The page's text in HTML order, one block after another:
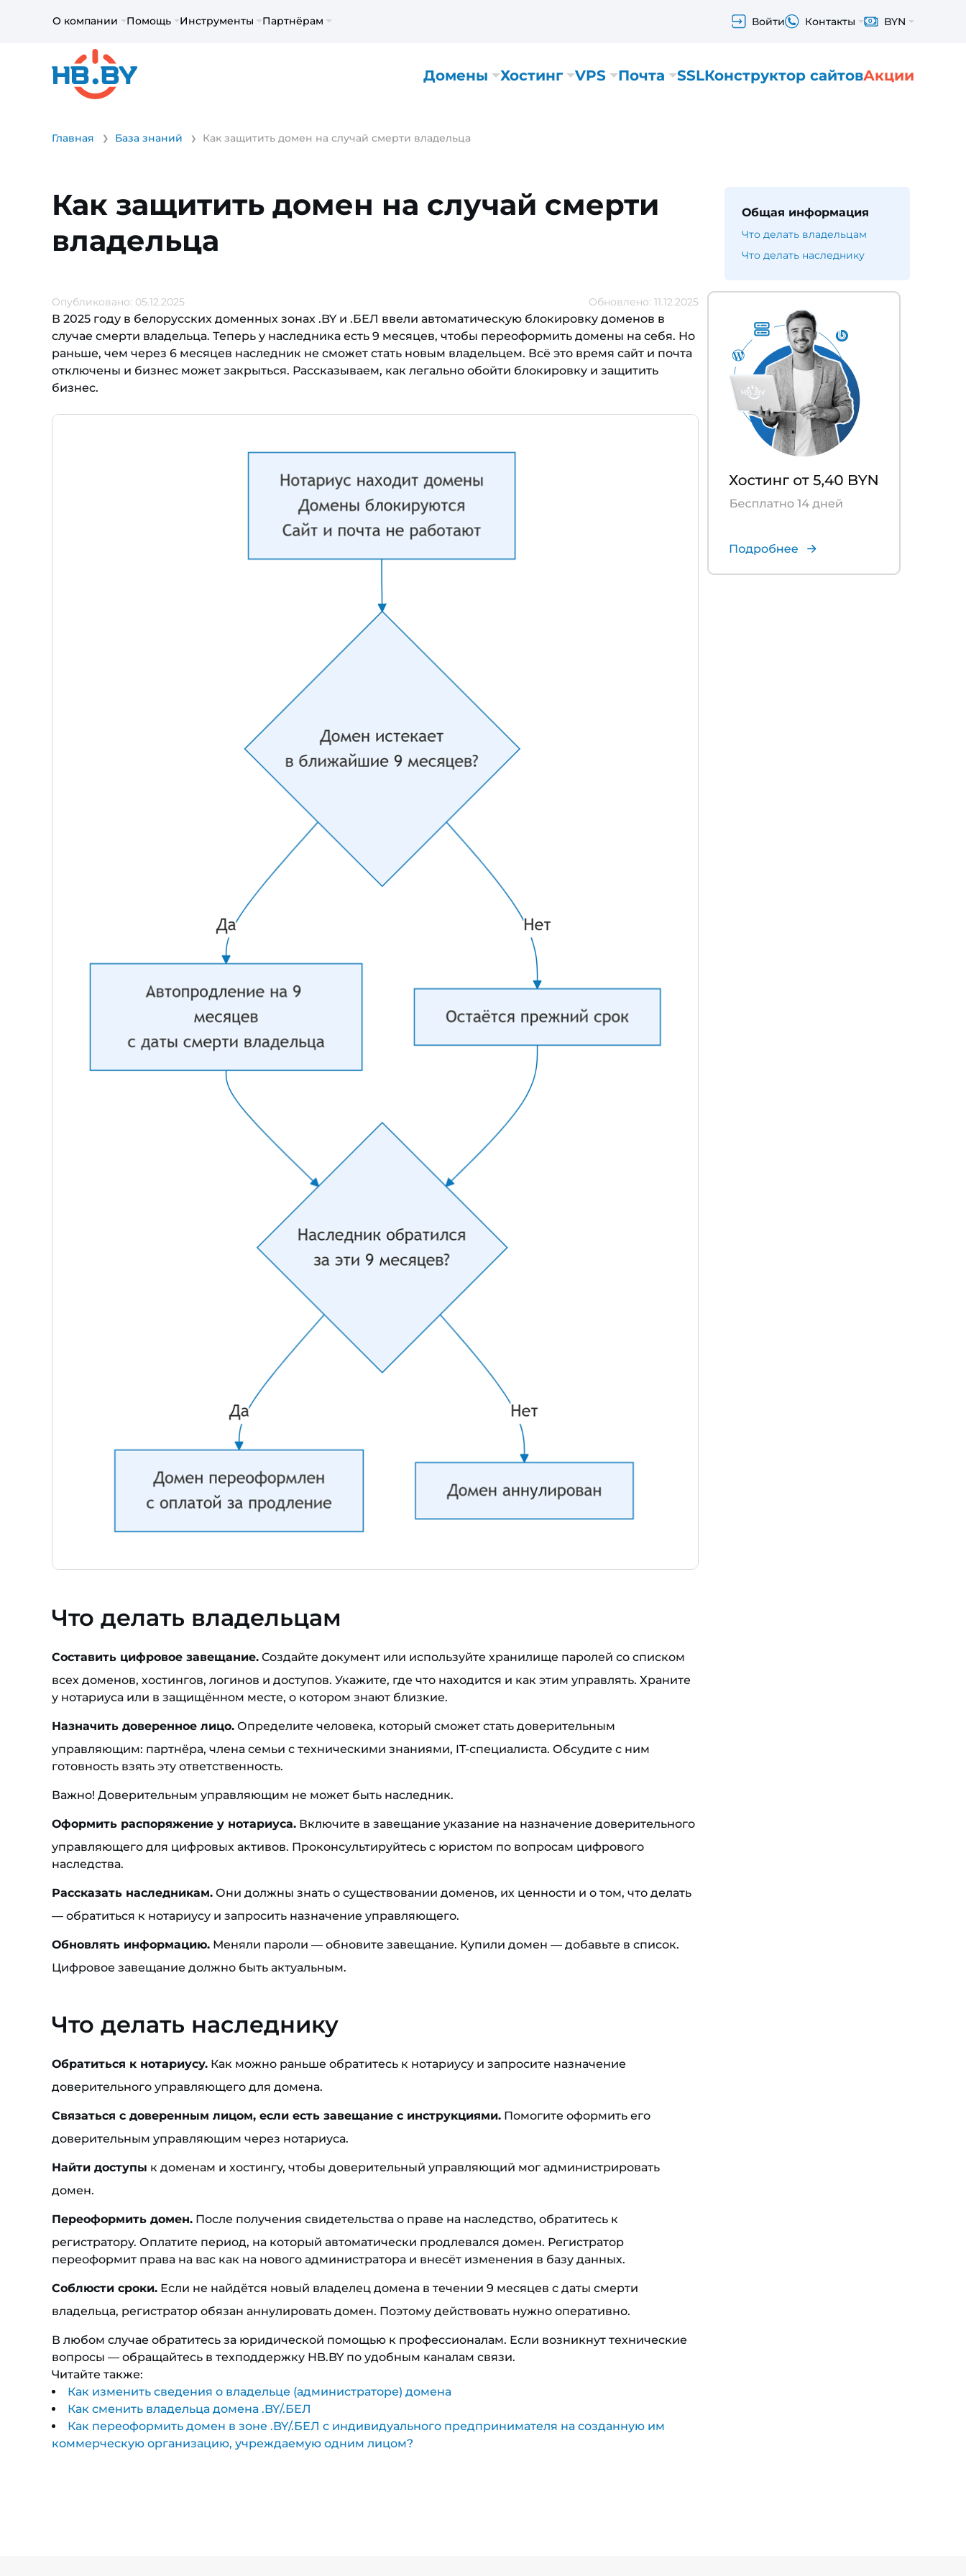
Войти Контакты BYN
Домены Хостинг VPS Почта SSLКонструктор сайтовАкции
О компании Помощь Инструменты Партнёрам
Главная База знаний Как защитить домен на случай смерти владельца
Как защитить домен на случай смерти
владельца
Опубликовано: 05.12.2025 Обновлено: 11.12.2025
В 2025 году в белорусских доменных зонах .BY и .БЕЛ ввели автоматическую блокировку доменов в
случае смерти владельца. Теперь у наследника есть 9 месяцев, чтобы переоформить домены на себя. Но
раньше, чем через 6 месяцев наследник не сможет стать новым владельцем. Всё это время сайт и почта
отключены и бизнес может закрыться. Рассказываем, как легально обойти блокировку и защитить
бизнес.
Что делать владельцам
Составить цифровое завещание. Создайте документ или используйте хранилище паролей со списком
всех доменов, хостингов, логинов и доступов. Укажите, где что находится и как этим управлять. Храните
у нотариуса или в защищённом месте, о котором знают близкие.
Назначить доверенное лицо. Определите человека, который сможет стать доверительным
управляющим: партнёра, члена семьи с техническими знаниями, IT-специалиста. Обсудите с ним
готовность взять эту ответственность.
Важно! Доверительным управляющим не может быть наследник.
Оформить распоряжение у нотариуса. Включите в завещание указание на назначение доверительного
управляющего для цифровых активов. Проконсультируйтесь с юристом по вопросам цифрового
наследства.
Рассказать наследникам. Они должны знать о существовании доменов, их ценности и о том, что делать
— обратиться к нотариусу и запросить назначение управляющего.
Обновлять информацию. Меняли пароли — обновите завещание. Купили домен — добавьте в список.
Цифровое завещание должно быть актуальным.
Что делать наследнику
Обратиться к нотариусу. Как можно раньше обратитесь к нотариусу и запросите назначение
доверительного управляющего для домена.
Связаться с доверенным лицом, если есть завещание с инструкциями. Помогите оформить его
доверительным управляющим через нотариуса.
Найти доступы к доменам и хостингу, чтобы доверительный управляющий мог администрировать
домен.
Переоформить домен. После получения свидетельства о праве на наследство, обратитесь к
регистратору. Оплатите период, на который автоматически продлевался домен. Регистратор
переоформит права на вас как на нового администратора и внесёт изменения в базу данных.
Соблюсти сроки. Если не найдётся новый владелец домена в течении 9 месяцев с даты смерти
владельца, регистратор обязан аннулировать домен. Поэтому действовать нужно оперативно.
В любом случае обратитесь за юридической помощью к профессионалам. Если возникнут технические
вопросы — обращайтесь в техподдержку HB.BY по удобным каналам связи.
Читайте также:
Как изменить сведения о владельце (администраторе) домена
Как сменить владельца домена .BY/.БЕЛ
Как переоформить домен в зоне .BY/.БЕЛ с индивидуального предпринимателя на созданную им
коммерческую организацию, учреждаемую одним лицом?
Общая информация
Что делать владельцам
Что делать наследнику